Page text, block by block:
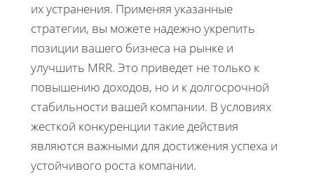
их устранения. Применяя указанные
стратегии, вы можете надежно укрепить
позиции вашего бизнеса на рынке и
улучшить MRR. Это приведет не только к
повышению доходов, но и к долгосрочной
стабильности вашей компании. В условиях
жесткой конкуренции такие действия
являются важными для достижения успеха и
устойчивого роста компании.